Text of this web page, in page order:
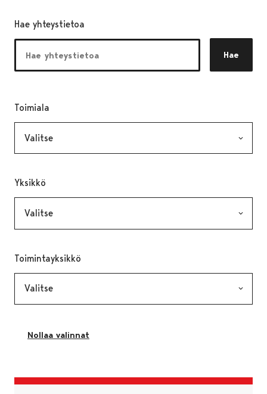
Hae yhteystietoa
Hae
Toimiala
Yksikkö
Toimintayksikkö
Nollaa valinnat
Sivu latautuu uudestaan ilman suodatuksia